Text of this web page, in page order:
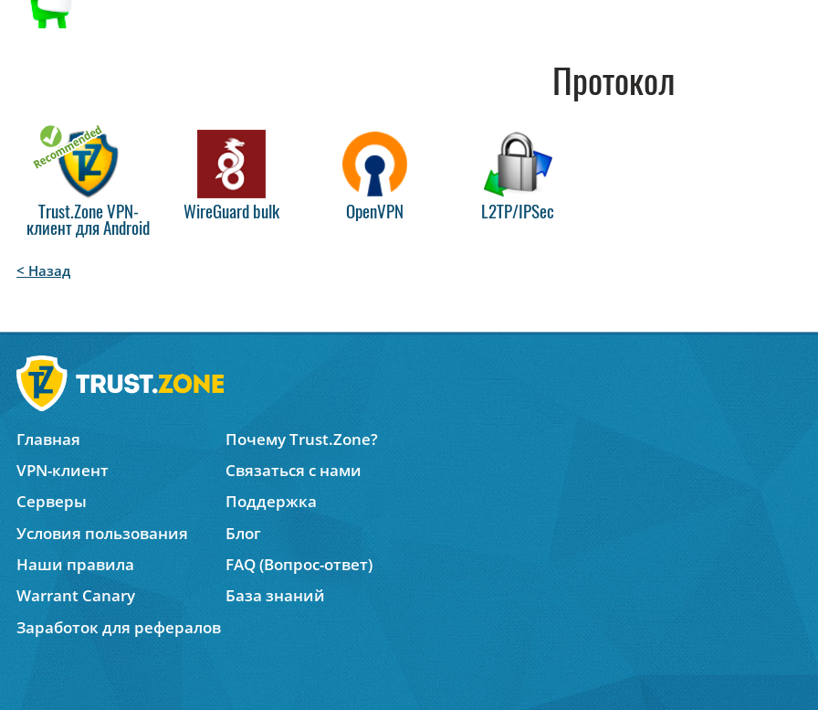
Протокол
Trust.Zone VPN-
клиент для Android
WireGuard bulk OpenVPN L2TP/IPSec
< Назад
Главная
Почему Trust.Zone?
VPN-клиент
Связаться с нами
Серверы
Поддержка
Условия пользования
Блог
Наши правила
FAQ (Вопрос-ответ)
Warrant Canary
База знаний
Заработок для рефералов